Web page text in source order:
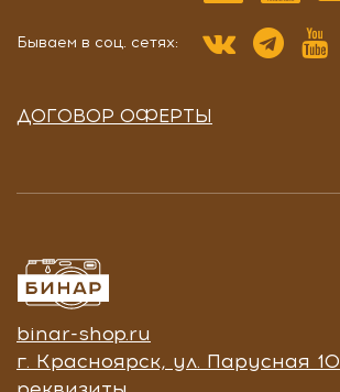
Бываем в соц. сетях:
ДОГОВОР ОФЕРТЫ
binar-shop.ru
г. Красноярск, ул. Парусная 10